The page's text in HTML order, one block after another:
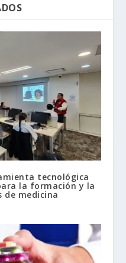
tecnológica
la formación y la
de medicina